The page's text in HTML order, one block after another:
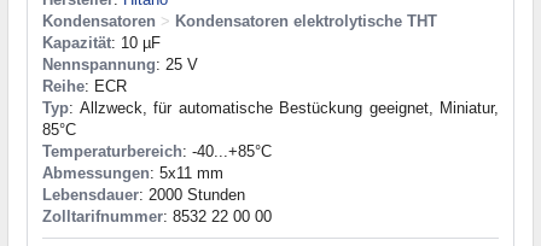
Kondensatoren > Kondensatoren elektrolytische THT
Kapazität: 10 µF
Nennspannung: 25 V
Reihe: ECR
Typ: Allzweck, für automatische Bestückung geeignet, Miniatur,
85°C
Temperaturbereich: -40...+85°C
Abmessungen: 5x11 mm
Lebensdauer: 2000 Stunden
Zolltarifnummer: 8532 22 00 00